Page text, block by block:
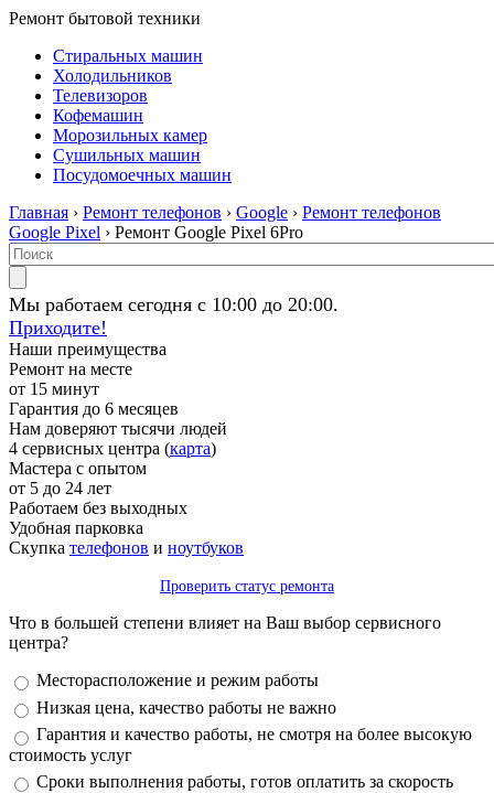
Ремонт бытовой техники
Стиральных машин
Холодильников
Телевизоров
Кофемашин
Морозильных камер
Сушильных машин
Посудомоечных машин
Главная › Ремонт телефонов › Google › Ремонт телефонов
Google Pixel › Ремонт Google Pixel 6Pro
Мы работаем сегодня с 10:00 до 20:00.
Приходите!
Наши преимущества
Ремонт на месте
от 15 минут
Гарантия до 6 месяцев
Нам доверяют тысячи людей
4 сервисных центра (карта)
Мастера с опытом
от 5 до 24 лет
Работаем без выходных
Удобная парковка
Скупка телефонов и ноутбуков
Проверить статус ремонта
Что в большей степени влияет на Ваш выбор сервисного
центра?
Варианты
Месторасположение и режим работы
Низкая цена, качество работы не важно
Гарантия и качество работы, не смотря на более высокую
стоимость услуг
Сроки выполнения работы, готов оплатить за скорость